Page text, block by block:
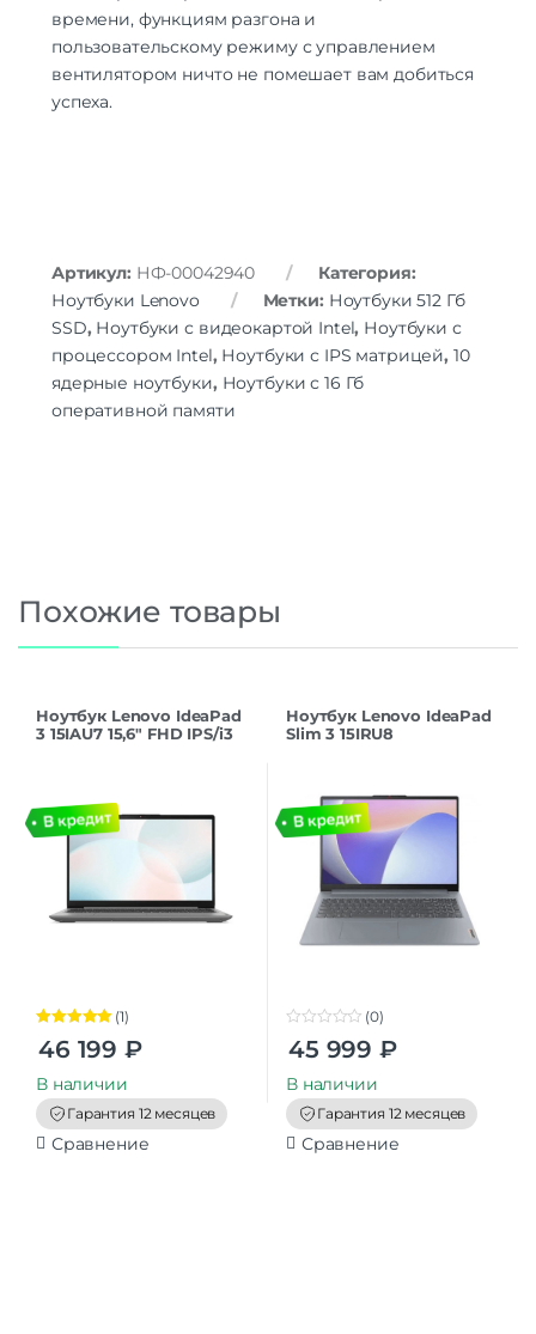
времени, функциям разгона и
пользовательскому режиму с управлением
вентилятором ничто не помешает вам добиться
успеха.
Артикул: НФ-00042940
Категория:
Ноутбуки Lenovo
Метки: Ноутбуки 512 Гб
SSD, Ноутбуки с видеокартой Intel, Ноутбуки с
процессором Intel, Ноутбуки с IPS матрицей, 10
ядерные ноутбуки, Ноутбуки с 16 Гб
оперативной памяти
Похожие товары
Ноутбук Lenovo IdeaPad
3 15IAU7 15,6″ FHD IPS/i3
Оценка
5.00
из 5
(1)
46 199 ₽
В наличии
Гарантия 12 месяцев
Сравнение
Ноутбук Lenovo IdeaPad
Slim 3 15IRU8
o
t
o
f
5
(0)
45 999 ₽
В наличии
Гарантия 12 месяцев
Сравнение